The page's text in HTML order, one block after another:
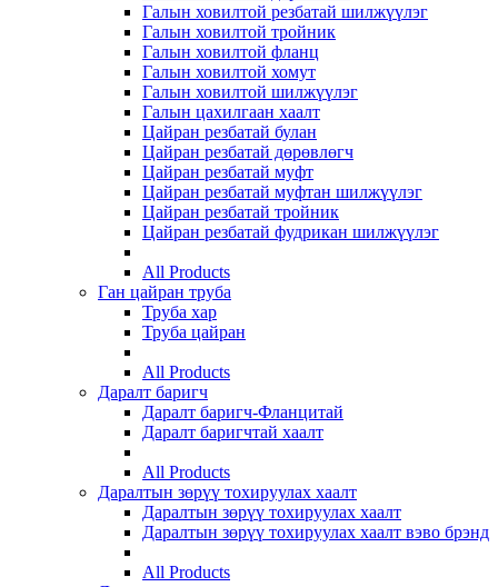
Галын ховилтой резбатай шилжүүлэг
Галын ховилтой тройник
Галын ховилтой фланц
Галын ховилтой хомут
Галын ховилтой шилжүүлэг
Галын цахилгаан хаалт
Цайран резбатай булан
Цайран резбатай дөрөвлөгч
Цайран резбатай муфт
Цайран резбатай муфтан шилжүүлэг
Цайран резбатай тройник
Цайран резбатай фудрикан шилжүүлэг
All Products
Ган цайран труба
Труба хар
Труба цайран
All Products
Даралт баригч
Даралт баригч-Фланцитай
Даралт баригчтай хаалт
All Products
Даралтын зөрүү тохируулах хаалт
Даралтын зөрүү тохируулах хаалт
Даралтын зөрүү тохируулах хаалт вэво брэнд
All Products